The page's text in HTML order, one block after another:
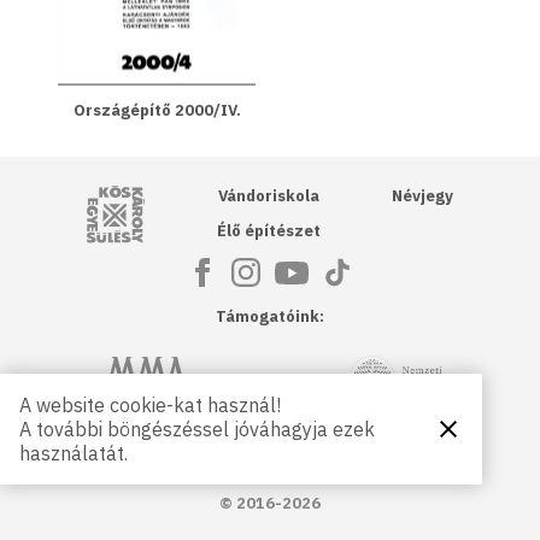
Országépítő 2000/IV.
Kós Károly Egyesülés
Vándoriskola
Élő építészet
Névjegy
Támogatóink:
Magyar Művészeti Akadémia NKA
Petőfi Kulturális Ügynökség
© 2016-2026
A website cookie-kat használ!
A további böngészéssel jóváhagyja ezek
használatát.
Bezárás